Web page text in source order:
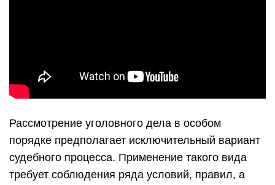
Рассмотрение уголовного дела в особом
порядке предполагает исключительный вариант
судебного процесса. Применение такого вида
требует соблюдения ряда условий, правил, а